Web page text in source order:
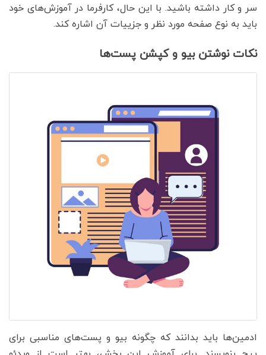
سر و کار داشته باشید. با این حال، کارفرما در آموزش‌های خود
باید به نوع صفحه مورد نظر و جزییات آن اشاره کند.
نکات نوشتن بیو و کپشن پست‌ها
ادمین‌ها باید بدانند که چگونه بیو و پست‌های مناسبی برای